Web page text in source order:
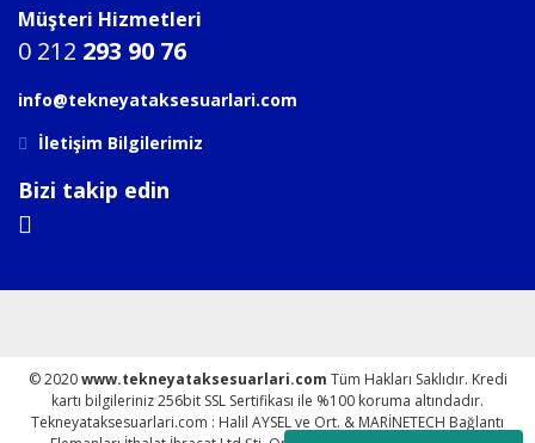
Müşteri Hizmetleri
0 212 293 90 76
info@tekneyataksesuarlari.com
İletişim Bilgilerimiz
Bizi takip edin
© 2020www.tekneyataksesuarlari.com Tüm Hakları Saklıdır. Kredi
kartı bilgileriniz 256bit SSL Sertifikası ile %100 koruma altındadır.
Tekneyataksesuarlari.com : Halil AYSEL ve Ort. & MARİNETECH Bağlantı